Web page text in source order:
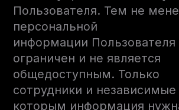
Пользователя. Тем не
персональной
информации Пользователя
ограничен и не является
общедоступным. Только
сотрудники и независимые
которым информация